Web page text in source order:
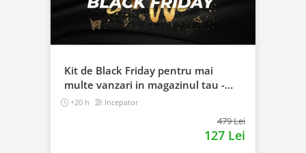
Kit de Black Friday pentru mai
multe vanzari in magazinul tau -
Curs Video Online
+20 h Incepator
479 Lei
127 Lei